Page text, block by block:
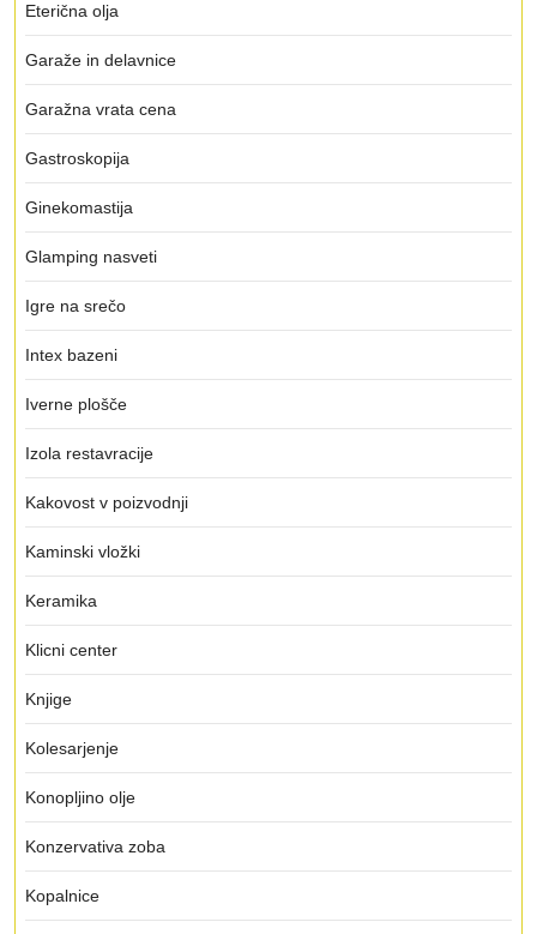
Eterična olja
Garaže in delavnice
Garažna vrata cena
Gastroskopija
Ginekomastija
Glamping nasveti
Igre na srečo
Intex bazeni
Iverne plošče
Izola restavracije
Kakovost v poizvodnji
Kaminski vložki
Keramika
Klicni center
Knjige
Kolesarjenje
Konopljino olje
Konzervativa zoba
Kopalnice